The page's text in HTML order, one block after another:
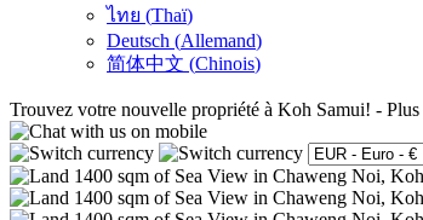
ไทย (Thaï)
Deutsch (Allemand)
简体中文 (Chinois)
Trouvez votre nouvelle propriété à Koh Samui! -